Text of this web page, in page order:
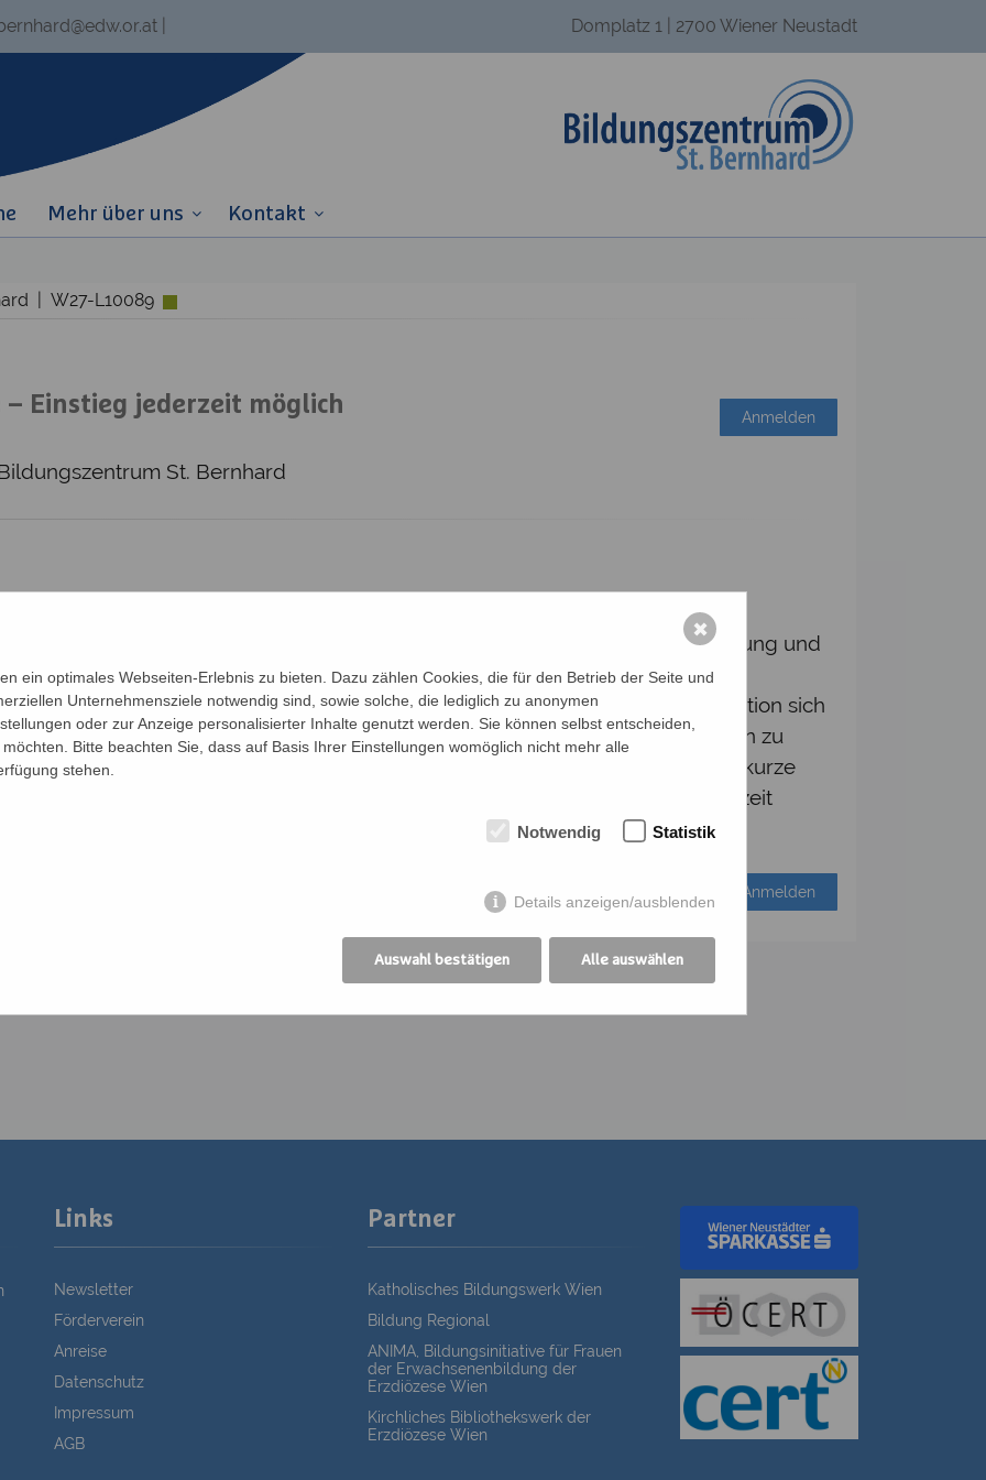
Domplatz 1 | 2700 Wiener Neustadt
Mehr über uns Kontakt
| W27-L10089
Einstieg jederzeit möglich
St. Bernhard
Anmelden
im Einklang mit der Atmung die Beweglichkeit, aber auch Körperhaltung und
auf die jeweiligen Übungen kommt auch der Geist zur Ruhe.
innere Ruhe und dein bewusstes Atmen, sowie deine körperliche Kondition sich
Anker, um ganz im Hier und Jetzt zu sein und deine Bewegung von ihm leiten zu
dynamische und kräftigende Elemente zur Stärkung deiner Muskeln.Eine kurze
Die Yoga Stunden sind für alle Levels und jedes Alter geeignet. Es ist jederzeit
Anmelden
Links
Newsletter
Förderverein
Anreise
Datenschutz
Impressum
AGB
Partner
Katholisches Bildungswerk Wien
Bildung Regional
ANIMA, Bildungsinitiative für Frauen
der Erwachsenenbildung der
Erzdiözese Wien
Kirchliches Bibliothekswerk der
Erzdiözese Wien
ein optimales Webseiten-Erlebnis zu bieten. Dazu zählen Cookies, die für den Betrieb der Seite und
Unternehmensziele notwendig sind, sowie solche, die lediglich zu anonymen
oder zur Anzeige personalisierter Inhalte genutzt werden. Sie können selbst entscheiden,
Bitte beachten Sie, dass auf Basis Ihrer Einstellungen womöglich nicht mehr alle
stehen.
Notwendig Statistik
Details anzeigen/ausblenden
Auswahl bestätigen Alle auswählen
✖